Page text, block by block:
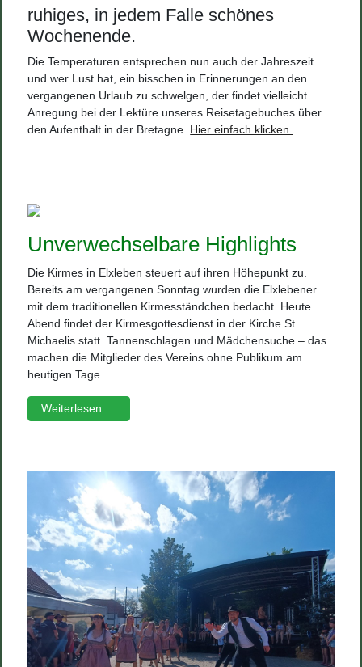
ruhiges, in jedem Falle schönes
Wochenende.
Die Temperaturen entsprechen nun auch der Jahreszeit
und wer Lust hat, ein bisschen in Erinnerungen an den
vergangenen Urlaub zu schwelgen, der findet vielleicht
Anregung bei der Lektüre unseres Reisetagebuches über
den Aufenthalt in der Bretagne. Hier einfach klicken.
Unverwechselbare Highlights
Die Kirmes in Elxleben steuert auf ihren Höhepunkt zu.
Bereits am vergangenen Sonntag wurden die Elxlebener
mit dem traditionellen Kirmesständchen bedacht. Heute
Abend findet der Kirmesgottesdienst in der Kirche St.
Michaelis statt. Tannenschlagen und Mädchensuche – das
machen die Mitglieder des Vereins ohne Publikum am
heutigen Tage.
Weiterlesen …